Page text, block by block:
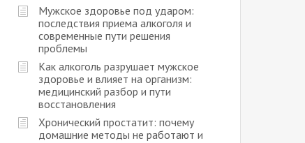
Мужское здоровье под ударом:
последствия приема алкоголя и
современные пути решения
проблемы
Как алкоголь разрушает мужское
здоровье и влияет на организм:
медицинский разбор и пути
восстановления
Хронический простатит: почему
домашние методы не работают и